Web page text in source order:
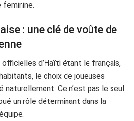
: une clé de voûte de
officielles d’Haïti étant le français,
le choix de joueuses
naturellement. Ce n’est pas le seul
un rôle déterminant dans la